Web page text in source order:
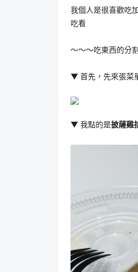
我個人是很喜歡吃
吃看
～～～吃東西的分
▼ 首先，先來張菜
▼ 我點的是披薩雞